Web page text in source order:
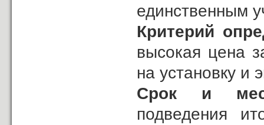
единственным
Критерий
высокая цена
на установку и
Срок и
подведения